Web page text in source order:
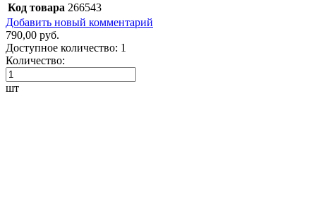
Код товара 266543
Добавить новый комментарий
790,00 руб.
Доступное количество: 1
Количество:
шт